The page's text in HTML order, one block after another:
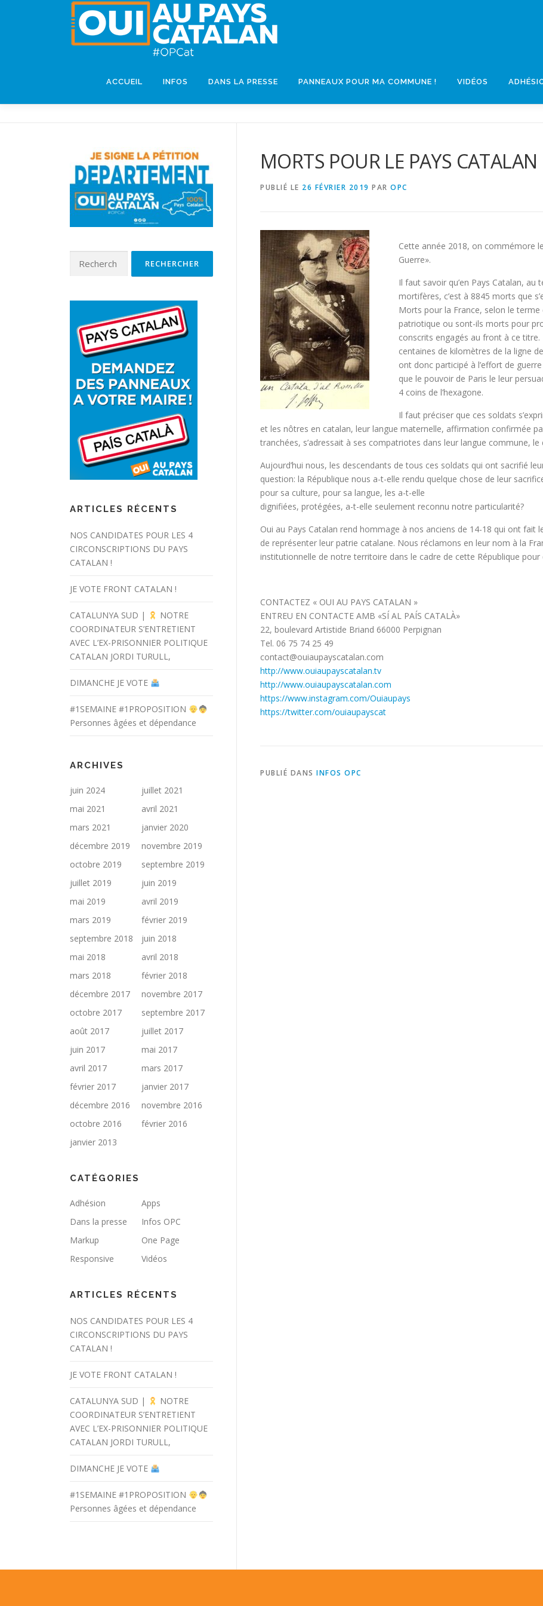
ACCUEIL INFOS DANS LA PRESSE PANNEAUX POUR MA COMMUNE ! VIDÉOS
MORTS POUR LE PAYS CATALAN
PUBLIÉ LE 26 FÉVRIER 2019 PAR OPC
Cette année 2018, on commémore
Guerre».
Il faut savoir qu’en Pays Catalan,
mortifères, c’est à 8845 morts que
Morts pour la France, selon le
patriotique ou sont-ils morts pour
conscrits engagés au front à ce titre.
centaines de kilomètres de la ligne
ont donc participé à l’effort de
que le pouvoir de Paris le leur
4 coins de l’hexagone.
Il faut préciser que ces soldats
et les nôtres en catalan, leur langue maternelle, affirmation confirmée
tranchées, s’adressait à ses compatriotes dans leur langue commune, le
Aujourd’hui nous, les descendants de tous ces soldats qui ont sacrifié
question: la République nous a-t-elle rendu quelque chose de leur
pour sa culture, pour sa langue, les a-t-elle
dignifiées, protégées, a-t-elle seulement reconnu notre particularité?
Oui au Pays Catalan rend hommage à nos anciens de 14-18 qui ont fait
de représenter leur patrie catalane. Nous réclamons en leur nom à la
institutionnelle de notre territoire dans le cadre de cette République pour
CONTACTEZ « OUI AU PAYS CATALAN »
ENTREU EN CONTACTE AMB «SÍ AL PAÍS CATALÀ»
22, boulevard Artistide Briand 66000 Perpignan
Tel. 06 75 74 25 49
contact@ouiaupayscatalan.com
http://www.ouiaupayscatalan.tv
http://www.ouiaupayscatalan.com
https://www.instagram.com/Ouiaupays
https://twitter.com/ouiaupayscat
PUBLIÉ DANS INFOS OPC
ARTICLES RÉCENTS
NOS CANDIDATES POUR LES 4
CIRCONSCRIPTIONS DU PAYS
CATALAN !
JE VOTE FRONT CATALAN !
CATALUNYA SUD |
NOTRE
COORDINATEUR S’ENTRETIENT
AVEC L’EX-PRISONNIER POLITIQUE
CATALAN JORDI TURULL,
DIMANCHE JE VOTE
#1SEMAINE #1PROPOSITION
Personnes âgées et dépendance
ARCHIVES
juin 2024
juillet 2021
mai 2021
avril 2021
mars 2021
janvier 2020
décembre 2019
novembre 2019
octobre 2019
septembre 2019
juillet 2019
juin 2019
mai 2019
avril 2019
mars 2019
février 2019
septembre 2018
juin 2018
mai 2018
avril 2018
mars 2018
février 2018
décembre 2017
novembre 2017
octobre 2017
septembre 2017
août 2017
juillet 2017
juin 2017
mai 2017
avril 2017
mars 2017
février 2017
janvier 2017
décembre 2016
novembre 2016
octobre 2016
février 2016
janvier 2013
CATÉGORIES
Adhésion
Apps
Dans la presse
Infos OPC
Markup
One Page
Responsive
Vidéos
ARTICLES RÉCENTS
NOS CANDIDATES POUR LES 4
CIRCONSCRIPTIONS DU PAYS
CATALAN !
JE VOTE FRONT CATALAN !
CATALUNYA SUD |
NOTRE
COORDINATEUR S’ENTRETIENT
AVEC L’EX-PRISONNIER POLITIQUE
CATALAN JORDI TURULL,
DIMANCHE JE VOTE
#1SEMAINE #1PROPOSITION
Personnes âgées et dépendance